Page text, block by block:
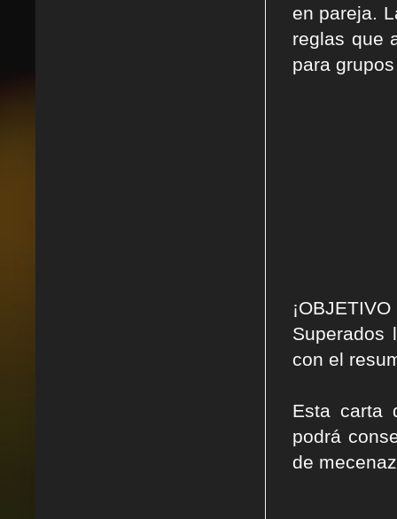
en pareja.
reglas que
para
Superados
con el
Esta carta
podrá
de